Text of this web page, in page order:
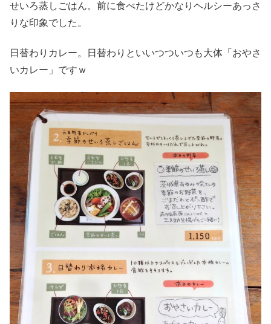
せいろ蒸しごはん。前に食べたけどかなりヘルシーあっさ
りな印象でした。
日替わりカレー。日替わりといいつついつも大体「おやさ
いカレー」ですｗ